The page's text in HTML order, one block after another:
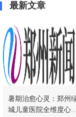
最新文章
暑期治愈心灵：郑州
城儿童医院全维度心